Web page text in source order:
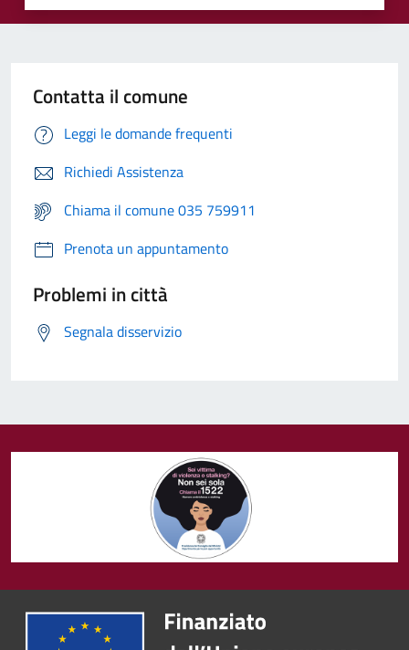
Contatta il comune
Leggi le domande frequenti
Richiedi Assistenza
Chiama il comune 035 759911
Prenota un appuntamento
Problemi in città
Segnala disservizio